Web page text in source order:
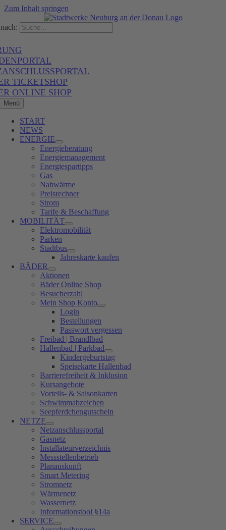
Zum Inhalt springen
TICKETSHOP
ONLINE SHOP
Menü
START
NEWS
ENERGIE
Energieberatung
Energiemanagement
Energiespartipps
Gas
Nahwärme
Preisrechner
Strom
Tarife & Beschaffung
MOBILITÄT
Elektromobilität
Parken
Stadtbus
Jahreskarte kaufen
BÄDER
Aktionen
Bäder Online Shop
Besucherzahl
Mein Shop Konto
Login
Bestellungen
Passwort vergessen
Freibad | Brandlbad
Hallenbad | Parkbad
Kindergeburtstag
Speisekarte Hallenbad
Barrierefreiheit & Inklusion
Kursangebote
Vorteils- & Saisonkarten
Schwimmabzeichen
Seepferdchengutschein
NETZE
Netzanschlussportal
Gasnetz
Installateurverzeichnis
Messstellenbetrieb
Planauskunft
Smart Metering
Stromnetz
Wärmenetz
Wassernetz
Informationstool §14a
SERVICE